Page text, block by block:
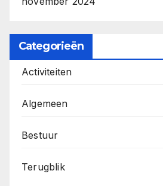
Categorieën
Activiteiten
Algemeen
Bestuur
Terugblik